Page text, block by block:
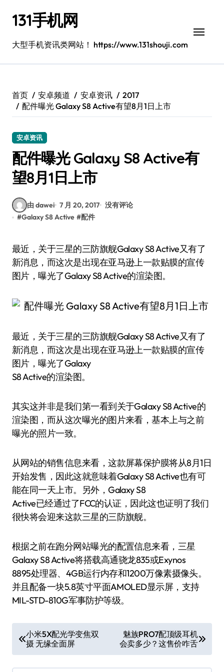
131手机网
大型手机资讯类网站！ https://www.131shouji.com
首页 安卓频道 安卓资讯
2017
配件曝光 Galaxy S8 Active有望8月1日上市
安卓资讯
配件曝光 Galaxy S8 Active有
望8月1日上市
由 dawei 7 月 20, 2017 没有评论
#Galaxy S8 Active #配件
最近，关于三星的三防旗舰Galaxy S8 Active又有了
新消息，而这次是出现在亚马逊上一款贴膜的宣传
图片，曝光了Galaxy S8 Active的渲染图。
最近，关于三星的三防旗舰Galaxy S8 Active又有了
新消息，而这次是出现在亚马逊上一款贴膜的宣传
图片，曝光了Galaxy
S8 Active的渲染图。
其实这并非是我们第一看到关于Galaxy S8 Active的
渲染图，而从这次曝光的图片来看，基本上与之前
曝光的照片一致。
从网站的销售信息来看，这款屏幕保护膜将从8月1日
开始发售，因此这就意味着Galaxy S8 Active也有可
能在同一天上市。另外，Galaxy S8
Active已经通过了FCC的认证，因此这也证明了我们
很快将会迎来这款三星的三防旗舰。
根据之前在跑分网站曝光的配置信息来看，三星
Galaxy S8 Active将搭载高通骁龙835或Exynos
8895处理器、4GB运行内存和1200万像素摄像头。
并且配备一块5.8英寸平面AMOLED显示屏，支持
MIL-STD-810G军事防护等级。
章
导
小米5X配光学变焦双
摄 无缘全面屏
魅族PRO7配顶级耳机
会卖多少？这售价咋舌